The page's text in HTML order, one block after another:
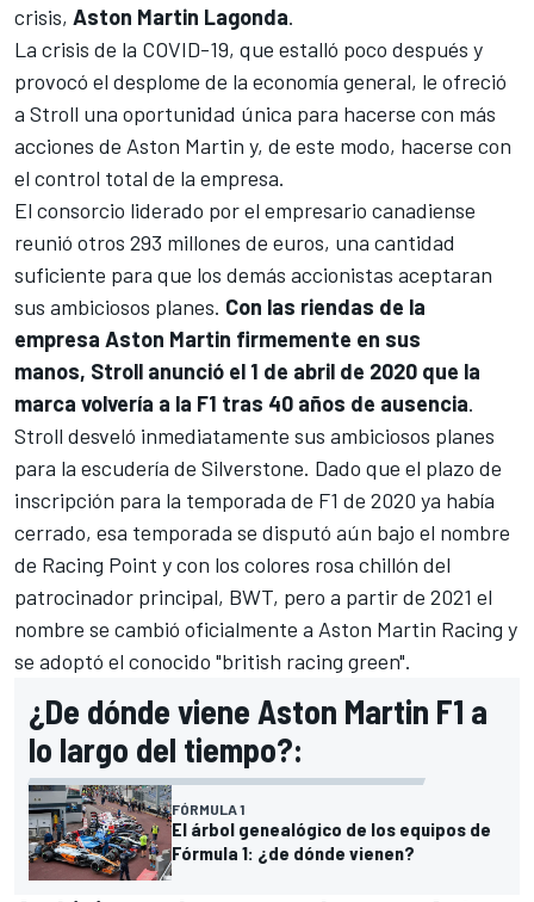
crisis, Aston Martin Lagonda.
La crisis de la COVID-19, que estalló poco después y
provocó el desplome de la economía general, le ofreció
a Stroll una oportunidad única para hacerse con más
acciones de Aston Martin y, de este modo, hacerse con
el control total de la empresa.
El consorcio liderado por el empresario canadiense
reunió otros 293 millones de euros, una cantidad
suficiente para que los demás accionistas aceptaran
sus ambiciosos planes. Con las riendas de la
empresa Aston Martin firmemente en sus
manos, Stroll anunció el 1 de abril de 2020 que la
marca volvería a la F1 tras 40 años de ausencia.
Stroll desveló inmediatamente sus ambiciosos planes
para la escudería de Silverstone. Dado que el plazo de
inscripción para la temporada de F1 de 2020 ya había
cerrado, esa temporada se disputó aún bajo el nombre
de Racing Point y con los colores rosa chillón del
patrocinador principal, BWT, pero a partir de 2021 el
nombre se cambió oficialmente a Aston Martin Racing y
se adoptó el conocido "british racing green".
¿De dónde viene Aston Martin F1 a
lo largo del tiempo?:
FÓRMULA 1
El árbol genealógico de los equipos de
Fórmula 1: ¿de dónde vienen?